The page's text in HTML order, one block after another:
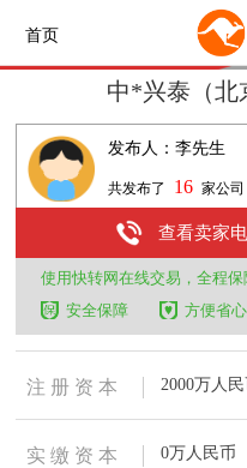
首页
中*兴泰（北
发布人：李先生
共发布了 16 家公司
查看卖家
使用快转网在线交易，全程
安全保障
方便省心
注 册 资 本 2000万人
实 缴 资 本 0万人民币